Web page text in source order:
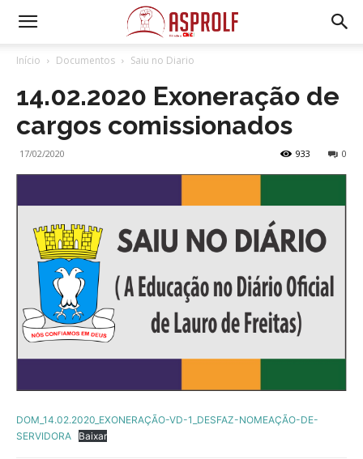
Início Documentos Saiu no Diario
14.02.2020 Exoneração de
cargos comissionados
17/02/2020 0
933
DOM_14.02.2020_EXONERAÇÃO-VD-1_DESFAZ-NOMEAÇÃO-DE-
SERVIDORA
Baixar